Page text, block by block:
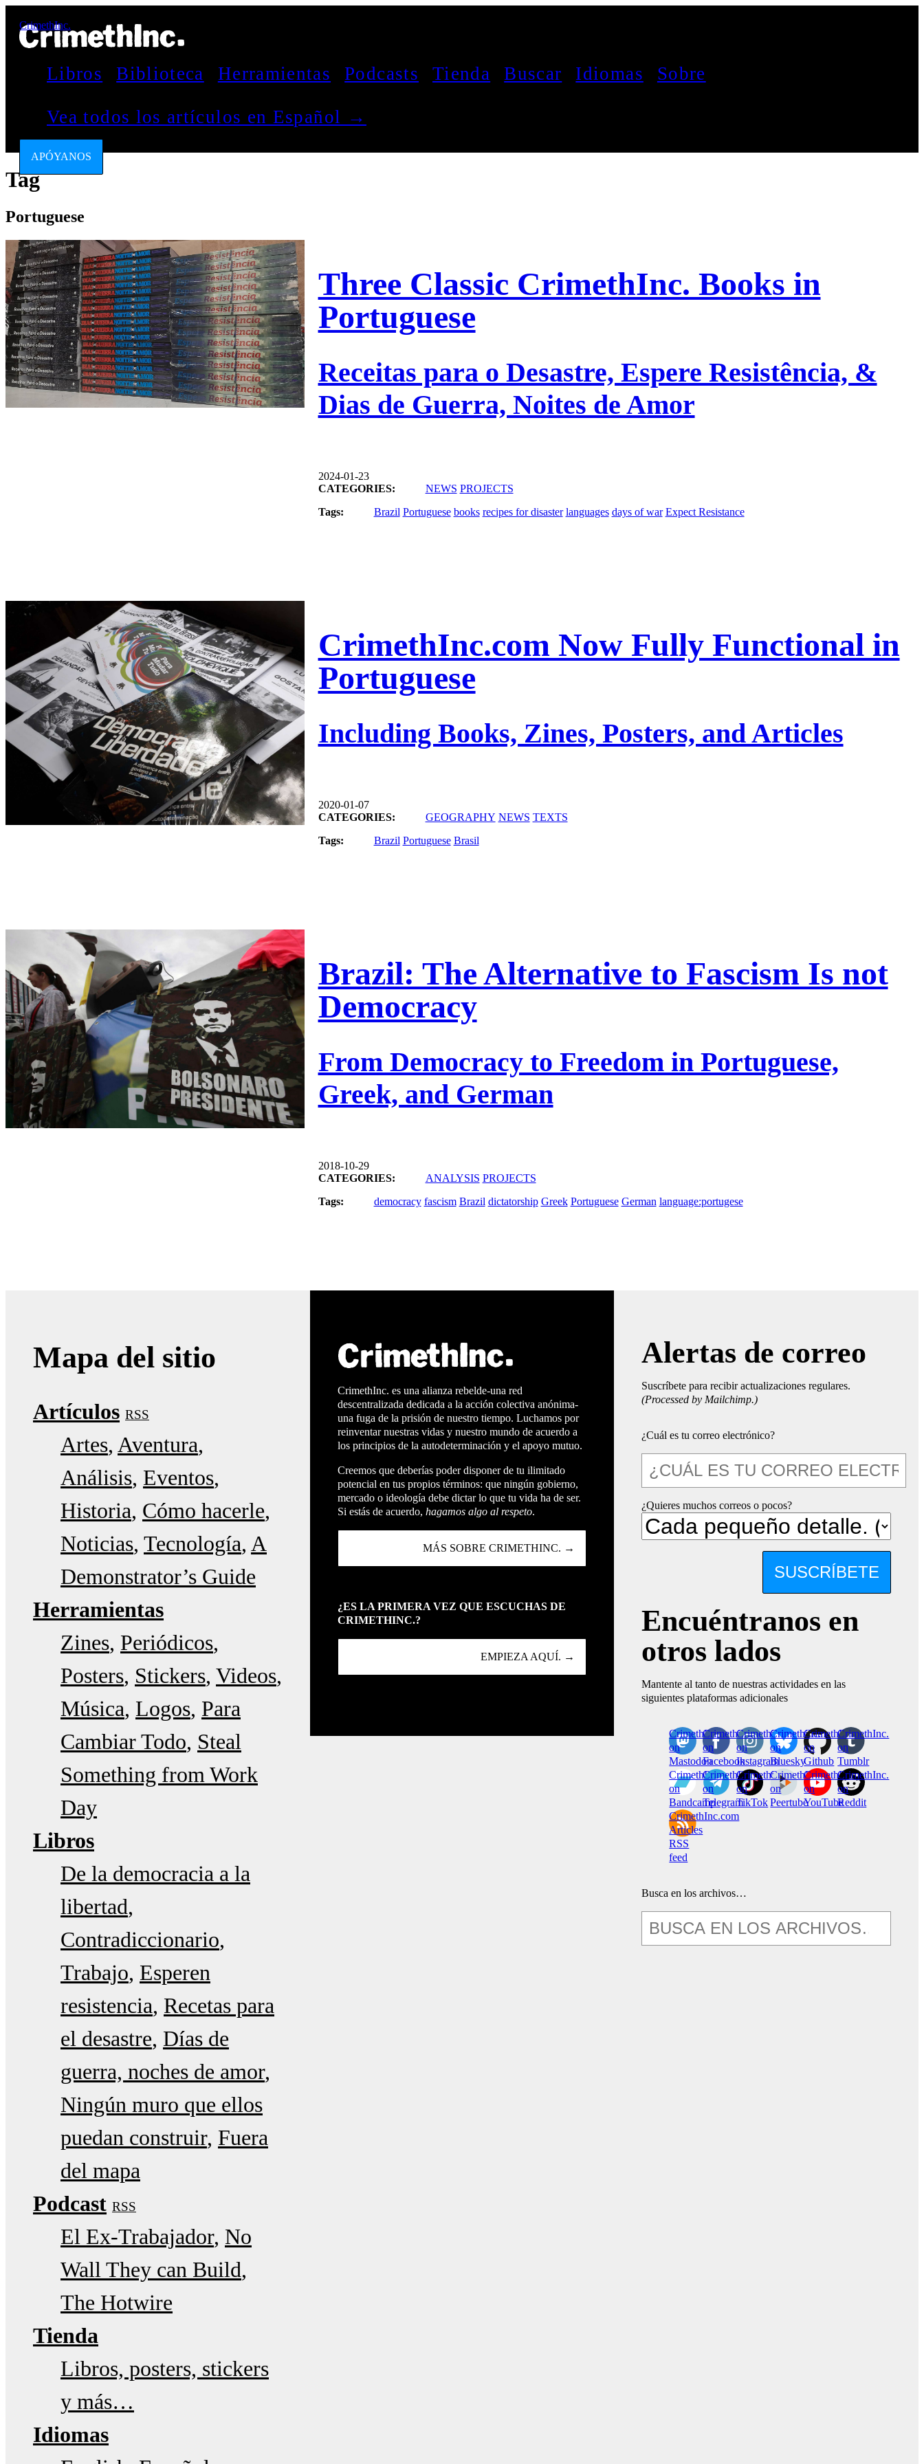
CrimethInc.
Libros Biblioteca Herramientas Podcasts Tienda Buscar Idiomas Sobre
Vea todos los artículos en Español →
APÓYANOS
Tag
Portuguese
Three Classic CrimethInc. Books in
Portuguese
Receitas para o Desastre, Espere Resistência, &
Dias de Guerra, Noites de Amor
2024-01-23
CATEGORIES:
NEWS PROJECTS
Tags:
Brazil Portuguese books recipes for disaster languages days of war Expect Resistance
CrimethInc.com Now Fully Functional in
Portuguese
Including Books, Zines, Posters, and Articles
2020-01-07
CATEGORIES:
GEOGRAPHY NEWS TEXTS
Tags:
Brazil Portuguese Brasil
Brazil: The Alternative to Fascism Is not
Democracy
From Democracy to Freedom in Portuguese,
Greek, and German
2018-10-29
CATEGORIES:
ANALYSIS PROJECTS
Tags:
democracy fascism Brazil dictatorship Greek Portuguese German language:portugese
Mapa del sitio
Artículos RSS
Artes Aventura
Análisis Eventos
Historia Cómo hacerle
Noticias Tecnología A
Demonstrator’s Guide
Herramientas
Zines Periódicos
Posters Stickers Videos
Música Logos Para
Cambiar Todo Steal
Something from Work
Day
Libros
De la democracia a la
libertad
Contradiccionario
Trabajo Esperen
resistencia Recetas para
el desastre Días de
guerra, noches de amor
Ningún muro que ellos
puedan construir Fuera
del mapa
Podcast RSS
El Ex-Trabajador No
Wall They can Build
The Hotwire
Tienda
Libros, posters, stickers
y más…
Idiomas
CrimethInc. es una alianza rebelde-una red
descentralizada dedicada a la acción colectiva anónima-
una fuga de la prisión de nuestro tiempo. Luchamos por
reinventar nuestras vidas y nuestro mundo de acuerdo a
los principios de la autodeterminación y el apoyo mutuo.
Creemos que deberías poder disponer de tu ilimitado
potencial en tus propios términos: que ningún gobierno,
mercado o ideología debe dictar lo que tu vida ha de ser.
Si estás de acuerdo, hagamos algo al respeto.
MÁS SOBRE CRIMETHINC. →
¿ES LA PRIMERA VEZ QUE ESCUCHAS DE
CRIMETHINC.?
EMPIEZA AQUÍ. →
Alertas de correo
Suscríbete para recibir actualizaciones regulares.
(Processed by Mailchimp.)
¿Cuál es tu correo electrónico?
¿Quieres muchos correos o pocos?
SUSCRÍBETE
Encuéntranos en
otros lados
Mantente al tanto de nuestras actividades en las
siguientes plataformas adicionales
CrimethInc.
on
Mastodon
Crimethinc.
on
Facebook
Crimethinc.
on
Instagram
Crimethinc.
on
Bluesky
CrimethInc.
on
Github
CrimethInc.
on
Tumblr
CrimethInc.
on
Bandcamp
CrimethInc.
on
Telegram
Crimethinc.
on
TikTok
CrimethInc.
on
Peertube
CrimethInc.
on
YouTube
CrimethInc.
on
Reddit
CrimethInc.com
Articles
RSS
feed
Busca en los archivos…